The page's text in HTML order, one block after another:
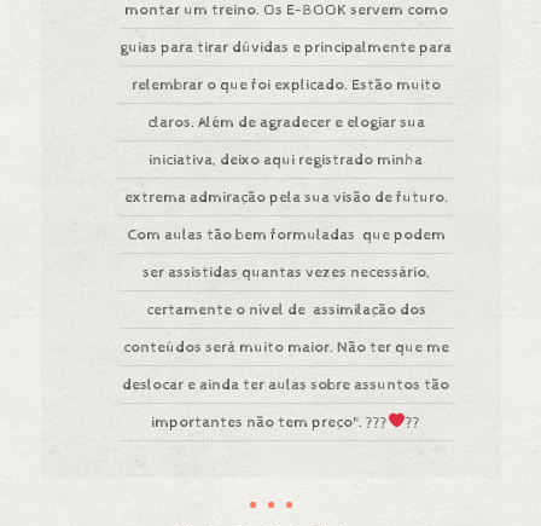
montar um treino. Os E-BOOK servem como
guias para tirar dúvidas e principalmente para
relembrar o que foi explicado. Estão muito
claros. Além de agradecer e elogiar sua
iniciativa, deixo aqui registrado minha
extrema admiração pela sua visão de futuro.
Com aulas tão bem formuladas que podem
ser assistidas quantas vezes necessário,
certamente o nível de assimilação dos
conteúdos será muito maior. Não ter que me
deslocar e ainda ter aulas sobre assuntos tão
importantes não tem preço". ??? ??